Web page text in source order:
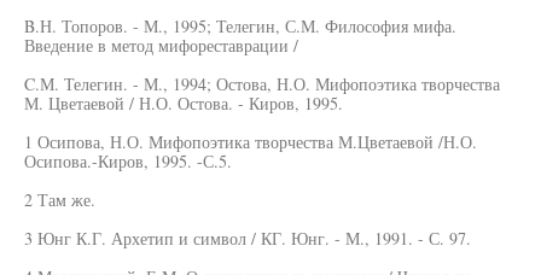
B.Н. Топоров. - М., 1995; Телегин, С.М. Философия мифа.
Введение в метод мифореставрации /
C.М. Телегин. - М., 1994; Остова, Н.О. Мифопоэтика творчества
М. Цветаевой / Н.О. Остова. - Киров, 1995.
1 Осипова, Н.О. Мифопоэтика творчества М.Цветаевой /Н.О.
Осипова.-Киров, 1995. -С.5.
2 Там же.
3 Юнг К.Г. Архетип и символ / КГ. Юнг. - М., 1991. - С. 97.